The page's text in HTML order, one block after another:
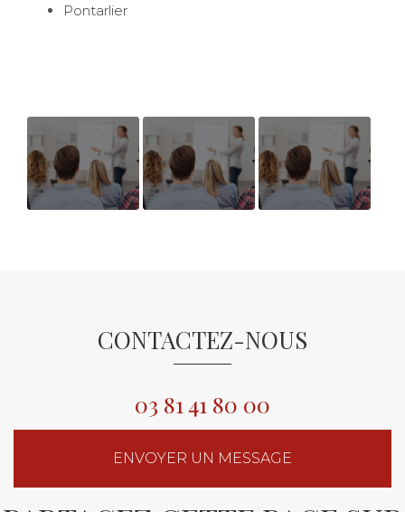
Pontarlier
CONTACTEZ-NOUS
03 81 41 80 00
ENVOYER UN MESSAGE